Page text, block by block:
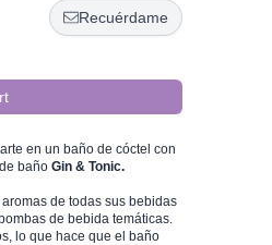
Recuérdame
en un baño de cóctel con
baño Gin & Tonic.
de todas sus bebidas
de bebida temáticas.
lo que hace que el baño